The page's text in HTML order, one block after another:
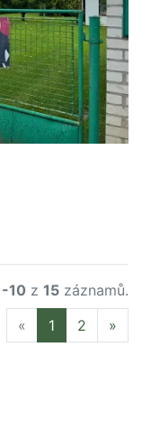
10 z 15 záznamů.
« Previous
1 2 »